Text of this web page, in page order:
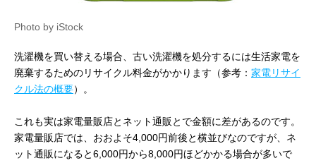
Photo by iStock
洗濯機を買い替える場合、古い洗濯機を処分するには生活家電を
廃棄するためのリサイクル料金がかかります（参考： 家電リサイ
クル法の概要）。
これも実は家電量販店とネット通販とで金額に差があるのです。
家電量販店では、おおよそ4,000円前後と横並びなのですが、ネ
ット通販になると6,000円から8,000円ほどかかる場合が多いで